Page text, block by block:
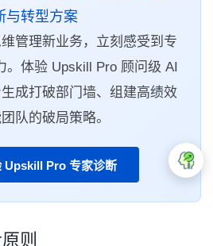
与转型方案
管理新业务，立刻感受到专
。体验 Upskill Pro 顾问级 AI
成打破部门墙、组建高绩效
队的破局策略。
Upskill Pro 专家诊断
则